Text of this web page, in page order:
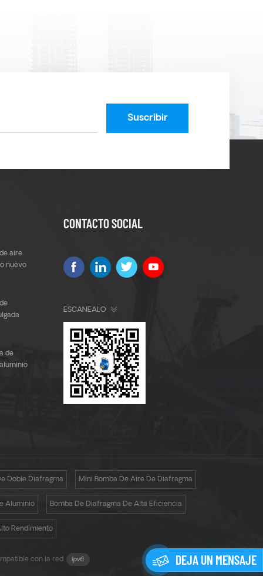
CONTACTO SOCIAL
ESCANEALO
aire
nuevo
de
Doble Diafragma Mini Bomba De Aire De Diafragma
Aluminio Bomba De Diafragma De Alta Eficiencia
Rendimiento
con la red DEJA UN MENSAJE